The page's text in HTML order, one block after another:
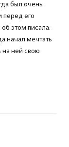
был очень
перед его
этом писала.
начал мечтать
на ней свою